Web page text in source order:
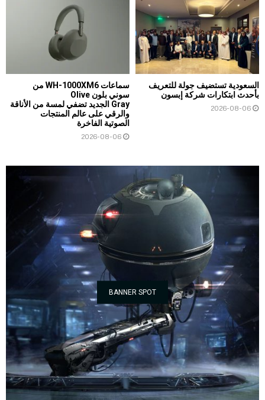
السعودية تستضيف جولة للتعريف
بأحدث ابتكارات شركة إبسون
2026-08-06
سماعات WH-1000XM6 من
سوني بلون Olive
Gray الجديد تضفي لمسة من الأناقة
والرقي على عالم المنتجات
الصوتية الفاخرة
2026-08-06
BANNER SPOT